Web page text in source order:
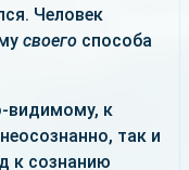
Человек
своего способа
видимому, к
так и
к сознанию